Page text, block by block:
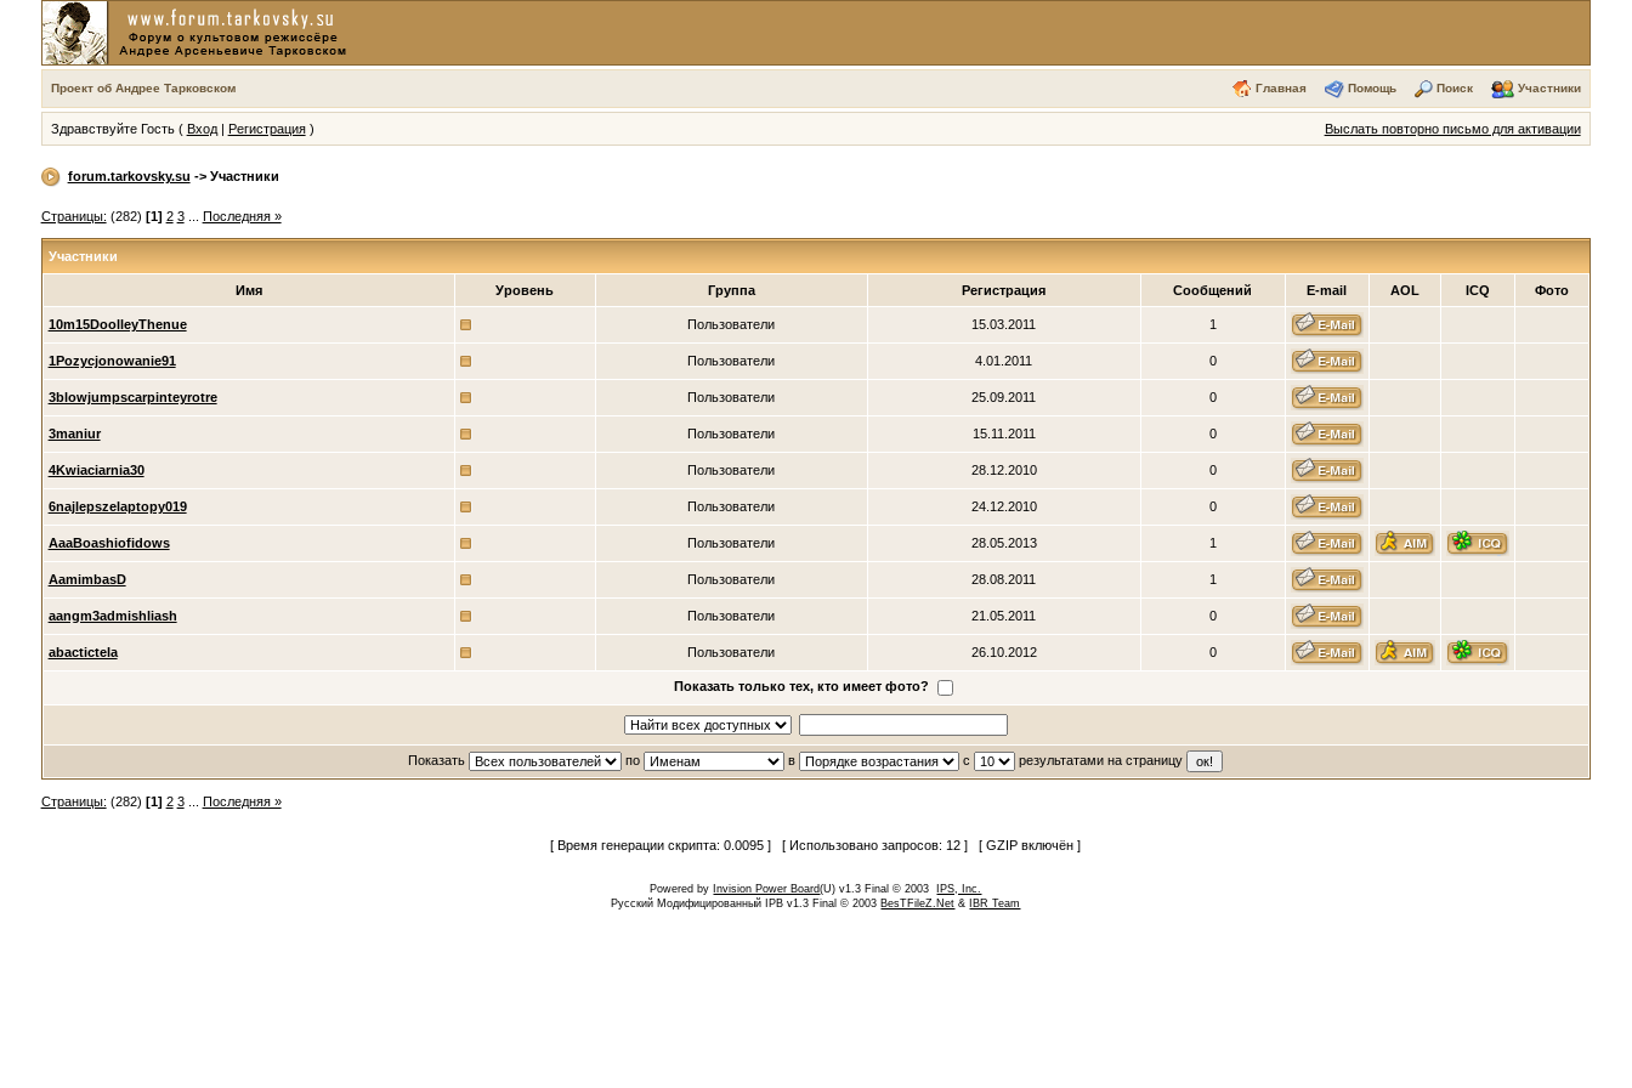
Проект об Андрее Тарковском Главная Помощь Поиск Участники
Здравствуйте Гость ( Вход| Регистрация) Выслать повторно письмо для активации
forum.tarkovsky.su -> Участники
Страницы: (282) [1] 2 3... Последняя »
Участники
Имя Уровень Группа Регистрация Сообщений E-mail AOL ICQ Фото
10m15DoolleyThenue Пользователи 15.03.2011 1
1Pozycjonowanie91 Пользователи 4.01.2011 0
3blowjumpscarpinteyrotre Пользователи 25.09.2011 0
3maniur Пользователи 15.11.2011 0
4Kwiaciarnia30 Пользователи 28.12.2010 0
6najlepszelaptopy019 Пользователи 24.12.2010 0
AaaBoashiofidows Пользователи 28.05.2013 1
AamimbasD Пользователи 28.08.2011 1
aangm3admishliash Пользователи 21.05.2011 0
abactictela Пользователи 26.10.2012 0
Показать только тех, кто имеет фото?
Показать по в с результатами на страницу
Страницы: (282) [1] 2 3... Последняя »
[ Время генерации скрипта: 0.0095 ] [ Использовано запросов: 12 ] [ GZIP включён ]
Powered by Invision Power Board(U) v1.3 Final © 2003
IPS, Inc.
Русский Модифицированный IPB v1.3 Final © 2003 BesTFileZ.Net & IBR Team